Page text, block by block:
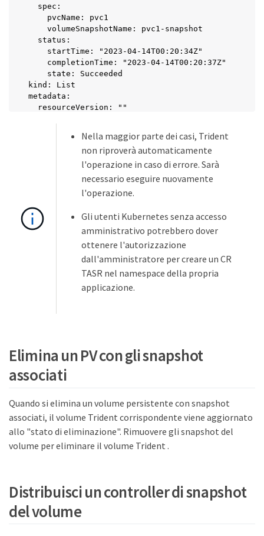
  spec:
    pvcName: pvc1
    volumeSnapshotName: pvc1-snapshot
  status:
    startTime: "2023-04-14T00:20:34Z"
    completionTime: "2023-04-14T00:20:37Z"
    state: Succeeded
kind: List
metadata:
  resourceVersion: ""
Nella maggior parte dei casi, Trident
non riproverà automaticamente
l'operazione in caso di errore. Sarà
necessario eseguire nuovamente
l'operazione.
Gli utenti Kubernetes senza accesso
amministrativo potrebbero dover
ottenere l'autorizzazione
dall'amministratore per creare un CR
TASR nel namespace della propria
applicazione.
Elimina un PV con gli snapshot
associati
Quando si elimina un volume persistente con snapshot
associati, il volume Trident corrispondente viene aggiornato
allo "stato di eliminazione". Rimuovere gli snapshot del
volume per eliminare il volume Trident .
Distribuisci un controller di snapshot
del volume